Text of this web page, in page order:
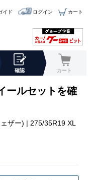
イド ログイン カート
確認 カート
ールセットを確
ザー) | 275/35R19 XL